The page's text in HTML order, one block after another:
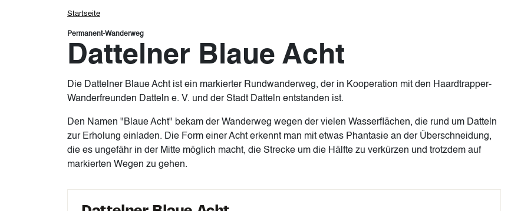
Pfadnavigation
Startseite
Permanent-Wanderweg
Dattelner Blaue Acht
Die Dattelner Blaue Acht ist ein markierter Rundwanderweg, der in Kooperation mit den Haardtrapper-
Wanderfreunden Datteln e. V. und der Stadt Datteln entstanden ist.
Den Namen "Blaue Acht" bekam der Wanderweg wegen der vielen Wasserflächen, die rund um Datteln
zur Erholung einladen. Die Form einer Acht erkennt man mit etwas Phantasie an der Überschneidung,
die es ungefähr in der Mitte möglich macht, die Strecke um die Hälfte zu verkürzen und trotzdem auf
markierten Wegen zu gehen.